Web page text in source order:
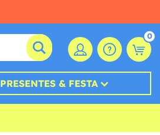
0
PRESENTES & FESTA